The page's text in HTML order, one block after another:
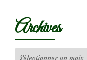
Archives